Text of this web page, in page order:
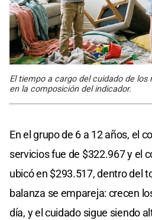
El tiempo a cargo del cuidado de los
en la composición del indicador.
En el grupo de 6 a 12 años, el
servicios fue de $322.967 y el
ubicó en $293.517, dentro del
balanza se empareja: crecen
día, y el cuidado sigue siendo